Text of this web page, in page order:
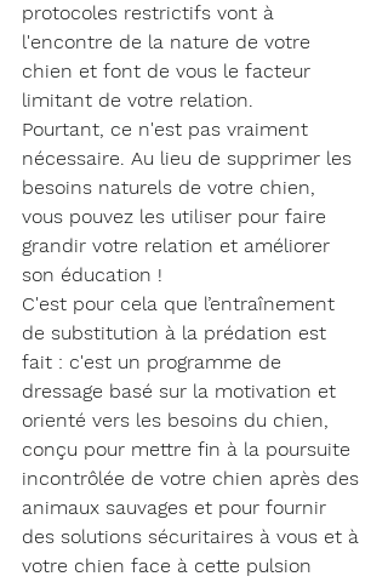
protocoles restrictifs vont à
l'encontre de la nature de votre
chien et font de vous le facteur
limitant de votre relation.
Pourtant, ce n'est pas vraiment
nécessaire. Au lieu de supprimer les
besoins naturels de votre chien,
vous pouvez les utiliser pour faire
grandir votre relation et améliorer
son éducation !
C'est pour cela que l’entraînement
de substitution à la prédation est
fait : c'est un programme de
dressage basé sur la motivation et
orienté vers les besoins du chien,
conçu pour mettre fin à la poursuite
incontrôlée de votre chien après des
animaux sauvages et pour fournir
des solutions sécuritaires à vous et à
votre chien face à cette pulsion